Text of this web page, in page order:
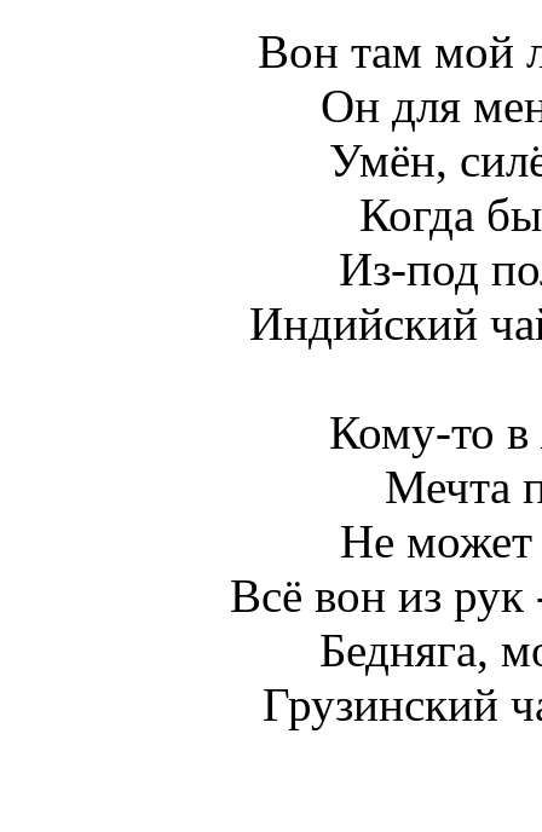
Вон там мой
Он для
Умён,
Когда
Из-под
Индийский
Кому-то в
Мечта
Не может
Всё вон из рук
Бедняга,
Грузинский